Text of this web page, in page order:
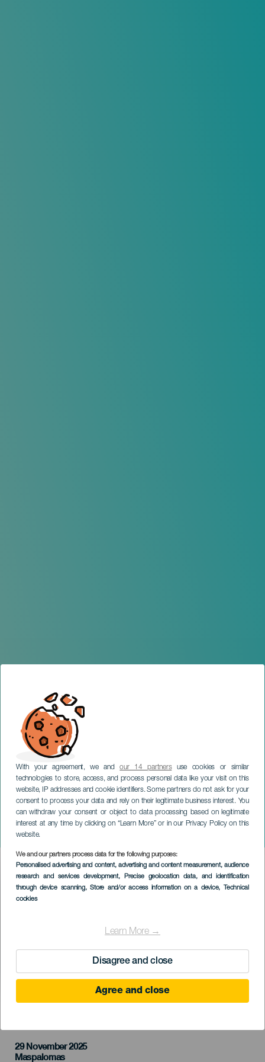
With your agreement, we andour 14 partnersuse cookies or similar
technologies to store, access, and process personal data like your visit on this
website, IP addresses and cookie identifiers. Some partners do not ask for your
consent to process your data and rely on their legitimate business interest. You
can withdraw your consent or object to data processing based on legitimate
interest at any time by clicking on “Learn More” or in our Privacy Policy on this
website.
We and our partners process data for the following purposes:
Personalised advertising and content, advertising and content measurement, audience
research and services development, Precise geolocation data, and identification
through device scanning, Store and/or access information on a device, Technical
cookies
Learn More →
Disagree and close
Agree and close
Malvasoul stílusos
GRAN CANARIA
Imagen
Listado
29 November 2025
Localidad
Maspalomas